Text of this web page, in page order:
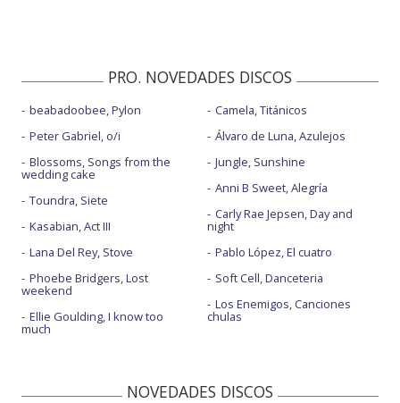
PRO. NOVEDADES DISCOS
beabadoobee, Pylon
Peter Gabriel, o/i
Blossoms, Songs from the
wedding cake
Toundra, Siete
Kasabian, Act III
Lana Del Rey, Stove
Phoebe Bridgers, Lost
weekend
Ellie Goulding, I know too
much
Camela, Titánicos
Álvaro de Luna, Azulejos
Jungle, Sunshine
Anni B Sweet, Alegría
Carly Rae Jepsen, Day and
night
Pablo López, El cuatro
Soft Cell, Danceteria
Los Enemigos, Canciones
chulas
NOVEDADES DISCOS